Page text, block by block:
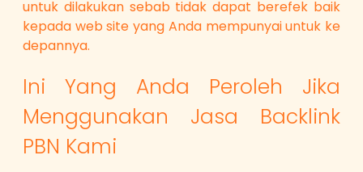
untuk dilakukan sebab tidak dapat berefek baik
kepada web site yang Anda mempunyai untuk ke
depannya.
Ini Yang Anda Peroleh Jika
Menggunakan Jasa Backlink
PBN Kami